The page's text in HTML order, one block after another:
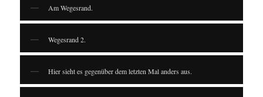
Am Wegesrand.
Wegesrand 2.
Hier sieht es gegenüber dem letzten Mal anders aus.